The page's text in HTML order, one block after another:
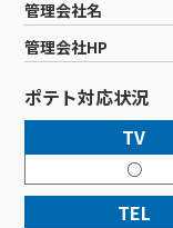
物件情報
特典・キャンペ
おトクな割引サー
サポートサー
リモートコー
回線速度測定
接続・設定⽅
訪問サポート
新着情報
メンテナンス・障
ポテトからのプ
イベントカレンダ
講座のご案内
チャンネル紹介
料⾦プラン
NHK衛星受
機器⼀覧
インターネット
インターネッ
料⾦プラン
Wi-Fiサービス
ポテトホーム
オプションサ
固定電話
固定電話トップ
基本料⾦・通
オプションサ
auスマートバ
ポテトスマートフ
ポテトスマー
料⾦プラン
機種⼀覧
でんきトップ
ポラリンで
暮らしを快適に
暮らしを快
会社案内
メンテナンス
障害情報
管理会社名
管理会社HP
ポテト対応状況
TV
○
TEL